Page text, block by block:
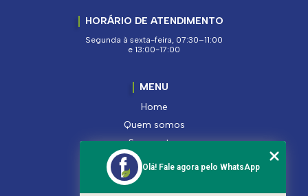
HORÁRIO DE ATENDIMENTO
Segunda à sexta-feira, 07:30–11:00
e 13:00-17:00
MENU
Home
Quem somos
Segmentos
Serviços
Produtos
Olá! Fale agora pelo WhatsApp